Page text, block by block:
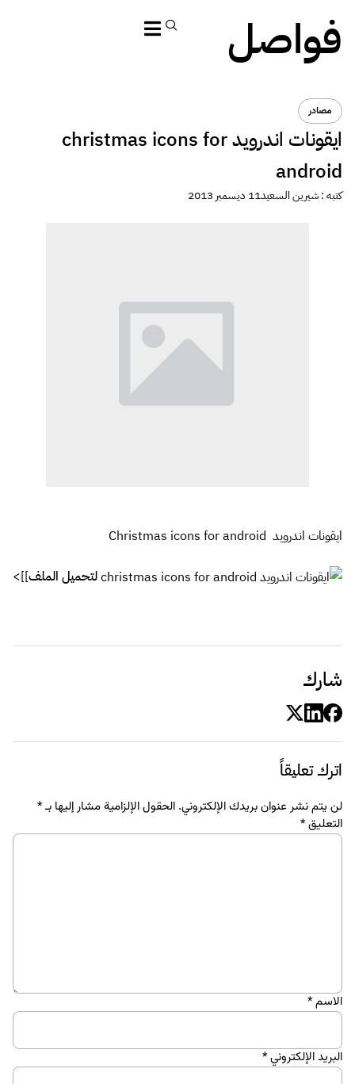
فواصل
مصادر
ايقونات اندرويد christmas icons for
android
كتبه :شيرين السعيد11 ديسمبر 2013
ايقونات اندرويد Christmas icons for android
لتحميل الملف]]>
شارك
اترك تعليقاً
لن يتم نشر عنوان بريدك الإلكتروني. الحقول الإلزامية مشار إليها بـ*
التعليق*
الاسم*
البريد الإلكتروني*